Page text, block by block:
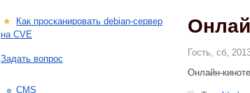
Гость, сб,
Онлайн-
★ Как просканировать debian-сервер
на CVE
Задать вопрос
CMS